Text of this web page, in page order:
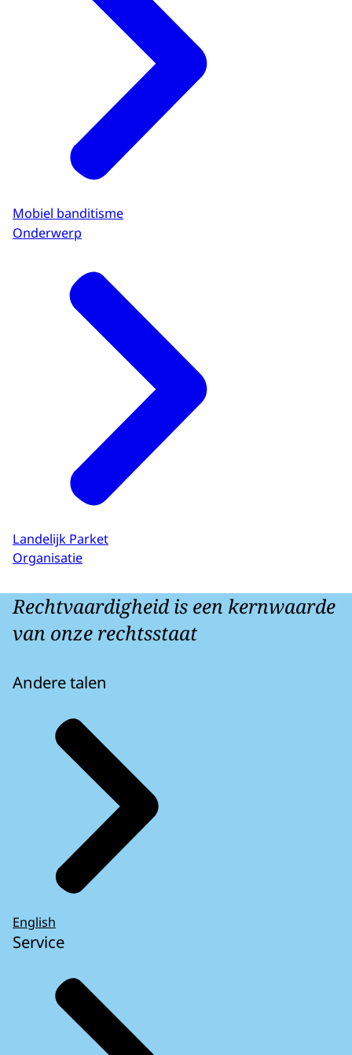
Mobiel banditisme
Onderwerp
Landelijk Parket
Organisatie
Rechtvaardigheid is een kernwaarde
van onze rechtsstaat
Andere talen
English
Service